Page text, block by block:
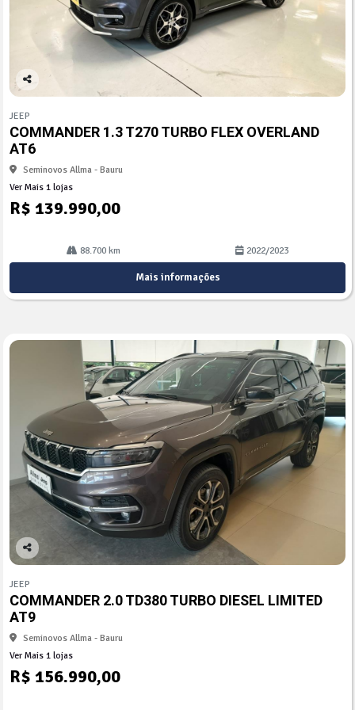
arti
lhe
JEEP
COMMANDER 1.3 T270 TURBO FLEX OVERLAND
AT6
Seminovos Allma - Bauru
Ver Mais 1 lojas
R$ 139.990,00
88.700 km 2022/2023
Mais informações
Co
arti
lhe
JEEP
COMMANDER 2.0 TD380 TURBO DIESEL LIMITED
AT9
Seminovos Allma - Bauru
Ver Mais 1 lojas
R$ 156.990,00